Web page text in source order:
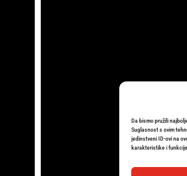
Da bismo pružili
Suglasnost s ovim
jedinstveni ID-ovi na
karakteristike i